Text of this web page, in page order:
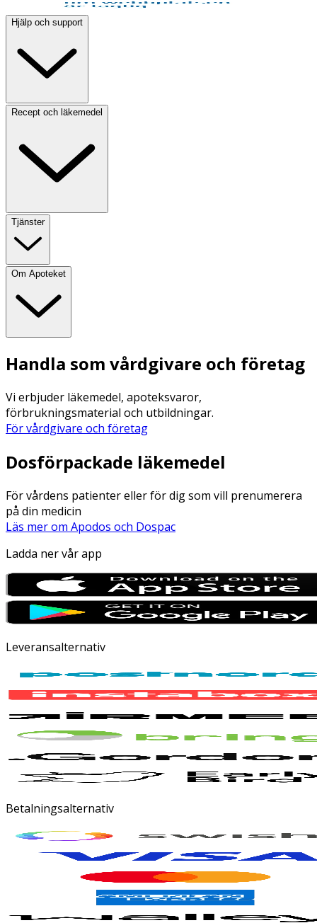
Hjälp och support
Recept och läkemedel
Tjänster
Om Apoteket
Handla som vårdgivare och företag
Vi erbjuder läkemedel, apoteksvaror,
förbrukningsmaterial och utbildningar.
För vårdgivare och företag
Dosförpackade läkemedel
För vårdens patienter eller för dig som vill prenumerera
på din medicin
Läs mer om Apodos och Dospac
Ladda ner vår app
Leveransalternativ
Betalningsalternativ